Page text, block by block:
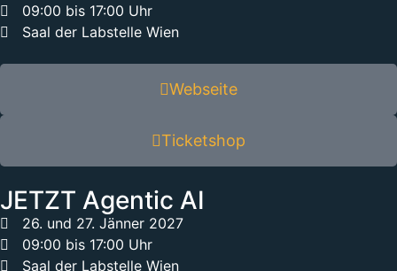
09:00 bis 17:00 Uhr
Saal der Labstelle Wien
Webseite
Ticketshop
JETZT Agentic AI
26. und 27. Jänner 2027
09:00 bis 17:00 Uhr
Saal der Labstelle Wien